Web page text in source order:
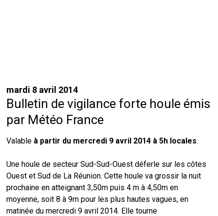
mardi 8 avril 2014
Bulletin de vigilance forte houle émis
par Météo France
Valable à partir du mercredi 9 avril 2014 à 5h locales.
Une houle de secteur Sud-Sud-Ouest déferle sur les côtes
Ouest et Sud de La Réunion. Cette houle va grossir la nuit
prochaine en atteignant 3,50m puis 4 m à 4,50m en
moyenne, soit 8 à 9m pour les plus hautes vagues, en
matinée du mercredi 9 avril 2014. Elle tourne